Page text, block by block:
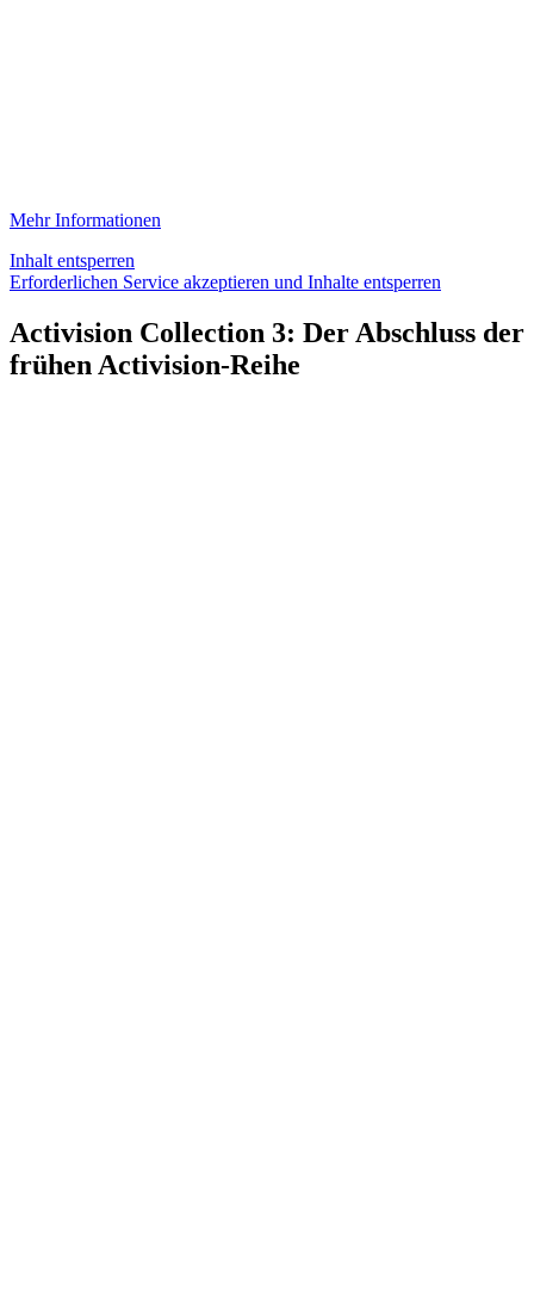
Mehr Informationen
Inhalt entsperren
Erforderlichen Service akzeptieren und Inhalte entsperren
Activision Collection 3: Der Abschluss der
frühen Activision-Reihe